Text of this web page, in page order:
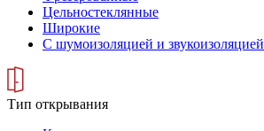
Цельностеклянные
Широкие
С шумоизоляцией и звукоизоляцией
Тип открывания